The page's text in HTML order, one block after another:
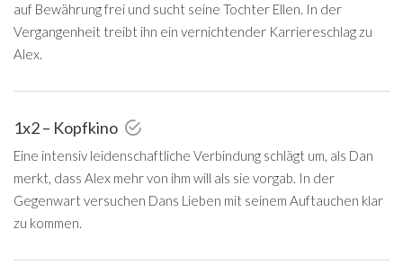
auf Bewährung frei und sucht seine Tochter Ellen. In der
Vergangenheit treibt ihn ein vernichtender Karriereschlag zu
Alex.
1x2 – Kopfkino
Eine intensiv leidenschaftliche Verbindung schlägt um, als Dan
merkt, dass Alex mehr von ihm will als sie vorgab. In der
Gegenwart versuchen Dans Lieben mit seinem Auftauchen klar
zu kommen.